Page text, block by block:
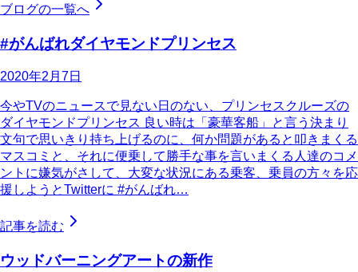
ブログの一覧へ
#がんばれダイヤモンドプリンセス
2020年2月7日
今やTVのニュースで見ない日のない、プリンセスクルーズの
ダイヤモンドプリンセス 良い時は「豪華客船」と言う決まり
文句で思いきり持ち上げるのに、何か問題があると叩きまくる
マスコミと、それに便乗して勝手な事を言いまくる人達のコメ
ントに嫌気がさして、大変な状況にある乗客、乗員の方々を応
援しようとTwitterに #がんばれ…
記事を読む
ウッドバーニングアートの新作